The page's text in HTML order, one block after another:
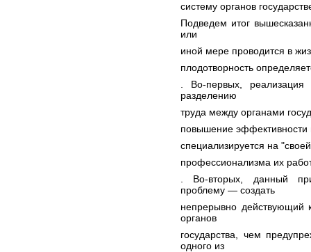
систему органов
Подведем итог
или
иной мере проводится в
плодотворность
. Во-первых,
разделению
труда между органами
повышение эффективности
специализируется на
профессионализма их
. Во-вторых, данный
проблему — создать
непрерывно действующий
органов
государства, чем
одного из